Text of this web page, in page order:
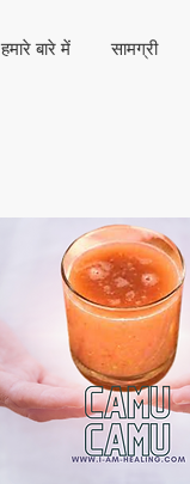
हमारे बारे में सामग्री